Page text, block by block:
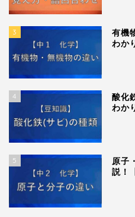
3
有機
わか
4
酸化
わか
5
原子
説！